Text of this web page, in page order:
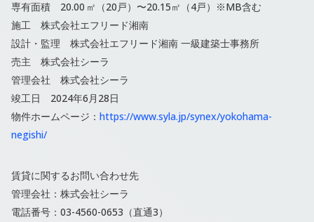
専有面積 20.00 ㎡（20戸）〜20.15㎡（4戸）※MB含む
施工 株式会社エフリード湘南
設計・監理 株式会社エフリード湘南 一級建築士事務所
売主 株式会社シーラ
管理会社 株式会社シーラ
竣工日 2024年6月28日
物件ホームページ： https://www.syla.jp/synex/yokohama-
negishi/
賃貸に関するお問い合わせ先
管理会社：株式会社シーラ
電話番号：03-4560-0653（直通3）